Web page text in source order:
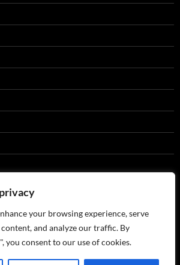
your browsing experience, serve
and analyze our traffic. By
you consent to our use of cookies.